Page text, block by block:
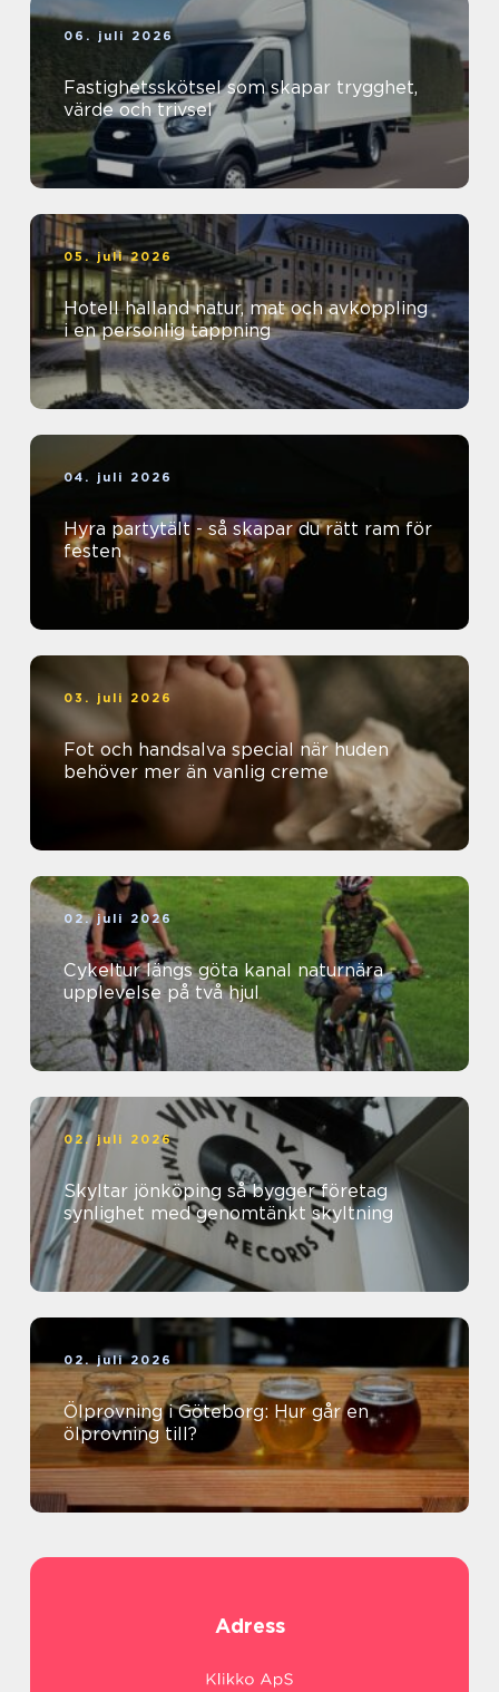
06. juli 2026
Fastighetsskötsel som skapar trygghet,
värde och trivsel
05. juli 2026
Hotell halland natur, mat och avkoppling
i en personlig tappning
04. juli 2026
Hyra partytält - så skapar du rätt ram för
festen
03. juli 2026
Fot och handsalva special när huden
behöver mer än vanlig creme
02. juli 2026
Cykeltur längs göta kanal naturnära
upplevelse på två hjul
02. juli 2026
Skyltar jönköping så bygger företag
synlighet med genomtänkt skyltning
02. juli 2026
Ölprovning i Göteborg: Hur går en
ölprovning till?
Adress